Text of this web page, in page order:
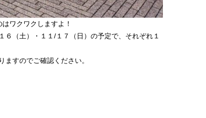
ワクワクしますよ！
（土）・１１/１７（日）の予定で、それぞれ１
すのでご確認ください。